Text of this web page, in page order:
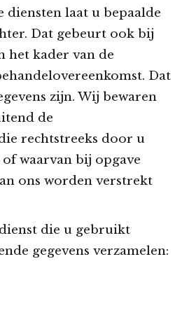
diensten laat u bepaalde
Dat gebeurt ook bij
het kader van de
Dat
zijn. Wij bewaren
de
rechtstreeks door u
waarvan bij opgave
ons worden verstrekt
die u gebruikt
gegevens verzamelen: